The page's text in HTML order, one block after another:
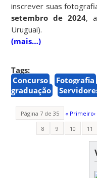
inscrever suas
setembro de 2024,
Uruguai).
(mais…)
Tags:
Concurso
Fotografia
graduação
Página 7 de 35 « Primeiro
8
9 10 11